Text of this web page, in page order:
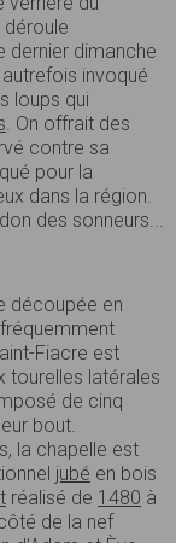
déroule
dernier dimanche
invoqué
loups qui
. On offrait des
contre sa
pour la
dans la région.
des sonneurs...
découpée en
Fiacre est
tourelles latérales
de cinq
bout.
la chapelle est
jubé en bois
réalisé de 1480 à
de la nef